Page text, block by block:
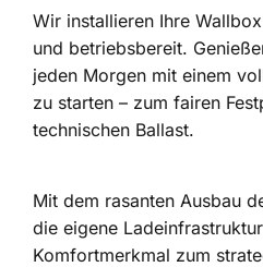
Wir installieren Ihre
und betriebsbereit.
jeden Morgen mit einem
zu starten – zum fairen
technischen Ballast.
Mit dem rasanten Ausbau
die eigene
Komfortmerkmal zum